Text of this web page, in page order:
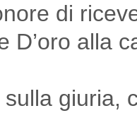
di
D’oro alla
giuria,